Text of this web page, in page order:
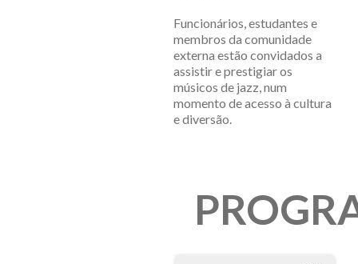
Funcionários, estudantes e
membros da comunidade
externa estão convidados a
assistir e prestigiar os
músicos de jazz, num
momento de acesso à cultura
e diversão.